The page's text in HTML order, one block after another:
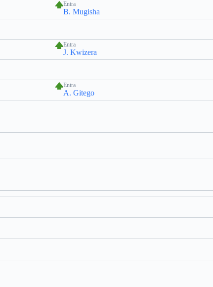
Entra
B. Mugisha
Entra
J. Kwizera
Entra
A. Gitego